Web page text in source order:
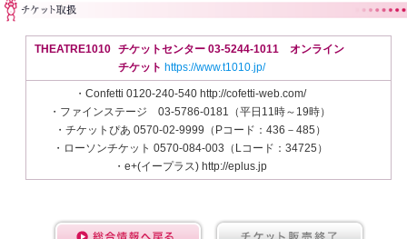
THEATRE1010
チケットセンター 03-5244-1011 オンライン
チケット https://www.t1010.jp/
・Confetti 0120-240-540 http://cofetti-web.com/
・ファインステージ 03-5786-0181（平日11時～19時）
・チケットぴあ 0570-02-9999（Pコード：436－485）
・ローソンチケット 0570-084-003（Lコード：34725）
・e+(イープラス) http://eplus.jp